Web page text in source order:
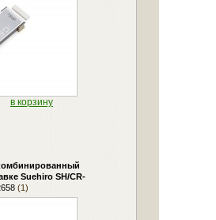
в корзину
Suehiro SH/CR-
(1)